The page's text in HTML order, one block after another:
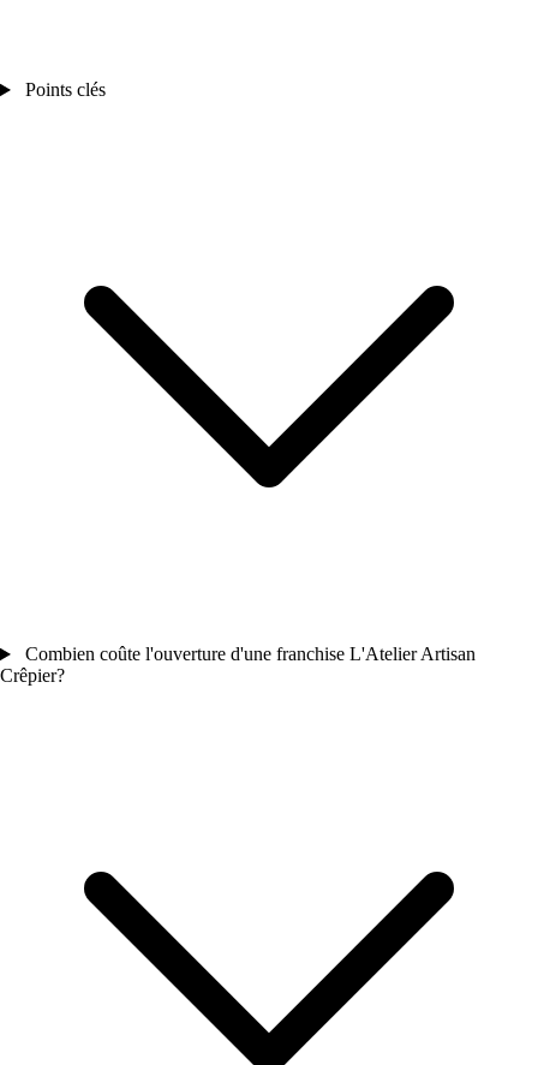
Points clés
Combien coûte l'ouverture d'une franchise L'Atelier Artisan
Crêpier?